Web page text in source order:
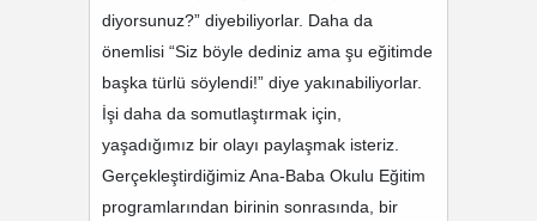
diyorsunuz?” diyebiliyorlar. Daha da
önemlisi “Siz böyle dediniz ama şu eğitimde
başka türlü söylendi!” diye yakınabiliyorlar.
İşi daha da somutlaştırmak için,
yaşadığımız bir olayı paylaşmak isteriz.
Gerçekleştirdiğimiz Ana-Baba Okulu Eğitim
programlarından birinin sonrasında, bir